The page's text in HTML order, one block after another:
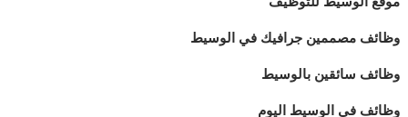
وظائف مصممين جرافيك في الوسيط
وظائف سائقين بالوسيط
وظائف في الوسيط اليوم